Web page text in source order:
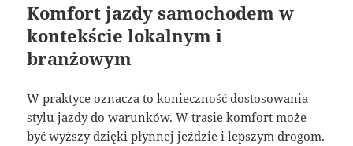
Komfort jazdy samochodem w
kontekście lokalnym i
branżowym
W praktyce oznacza to konieczność dostosowania
stylu jazdy do warunków. W trasie komfort może
być wyższy dzięki płynnej jeździe i lepszym drogom.